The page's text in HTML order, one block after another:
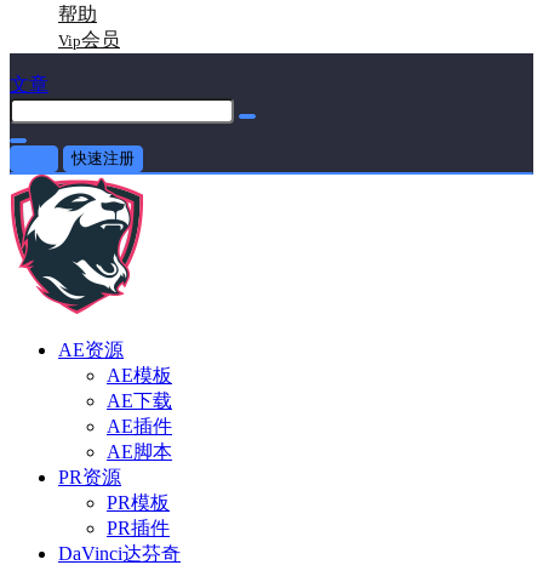
帮助
Vip会员
文章
快速注册
AE资源
AE模板
AE下载
AE插件
AE脚本
PR资源
PR模板
PR插件
DaVinci达芬奇